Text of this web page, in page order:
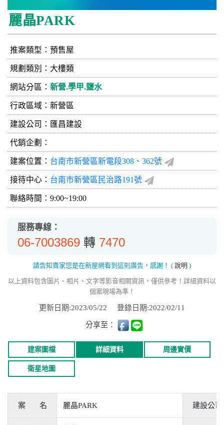
麗晶PARK
推案類型：預售屋
規劃類別：大樓類
網站分區： 新營.學甲.鹽水
行政區域：新營區
建設公司： 匯昌建設
代銷企劃：
建案位置： 台南市新營區新電段308、362號
接待中心： 台南市新營區民治路191號
聯絡時間：9:00~19:00
服務專線：
06-7003869 轉 7470
請告知賣家您是在新屋網看到這則廣告，感謝！ ( 說明 )
以上資料包含圖片、相片、文字等影音相關資訊，僅供參考！詳細資料以
個案現場為準！
更新日期:2023/05/22 登錄日期:2022/02/11
分享至：
建案圖檔 詳細資料 周邊實價
衛星地圖
案 名 麗晶PARK 建設公司